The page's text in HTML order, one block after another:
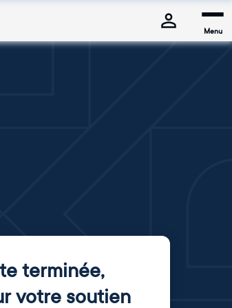
Menu
terminée,
votre soutien